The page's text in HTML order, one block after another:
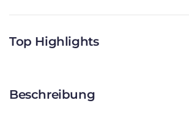
Top Highlights
Beschreibung